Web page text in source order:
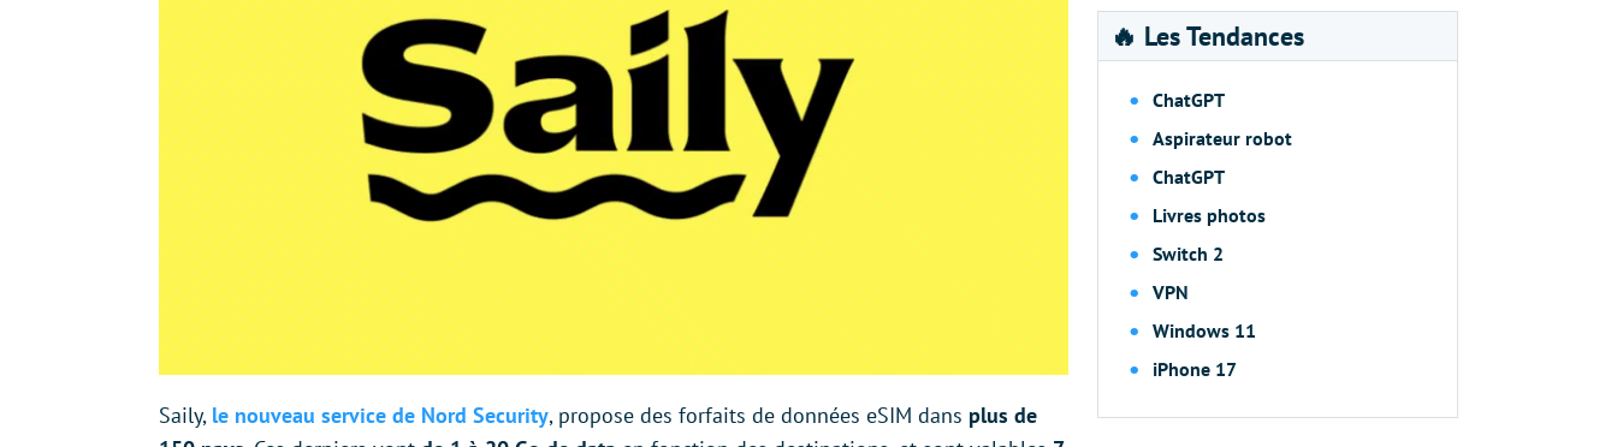
Saily, le nouveau service de Nord Security, propose des forfaits de données eSIM dans plus de
🔥 Les Tendances
ChatGPT
Aspirateur robot
ChatGPT
Livres photos
Switch 2
VPN
Windows 11
iPhone 17